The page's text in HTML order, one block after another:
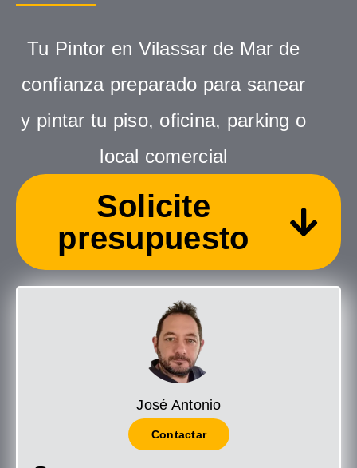
Tu Pintor en Vilassar de Mar de
confianza preparado para sanear
y pintar tu piso, oficina, parking o
local comercial
Solicite
presupuesto
José Antonio
Contactar